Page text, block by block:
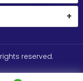
rights reserved.